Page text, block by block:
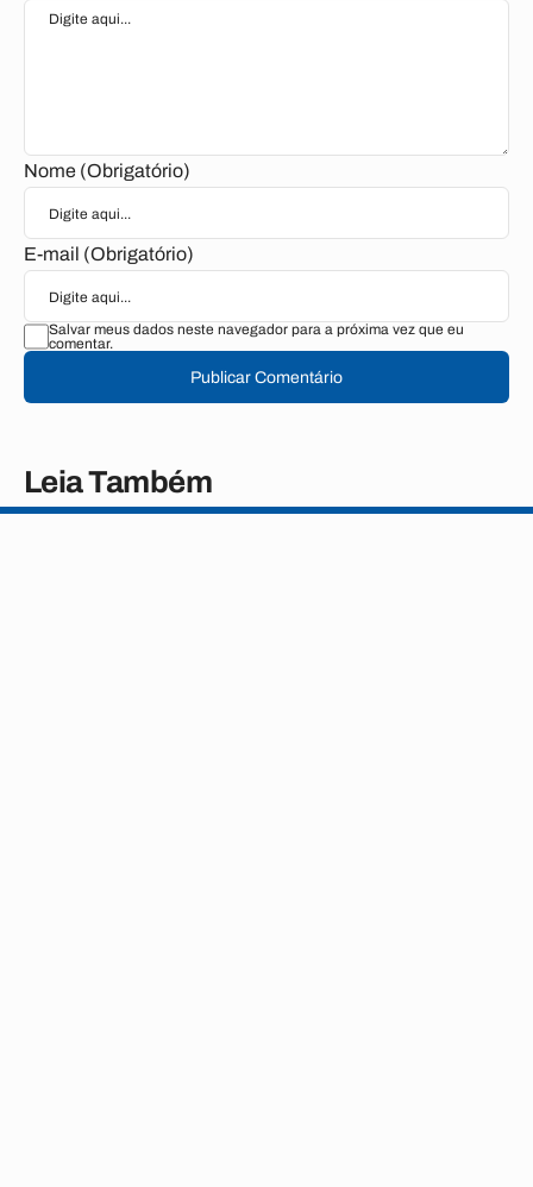
Nome (Obrigatório)
E-mail (Obrigatório)
Salvar meus dados neste navegador para a próxima vez que eu
comentar.
Publicar Comentário
Leia Também